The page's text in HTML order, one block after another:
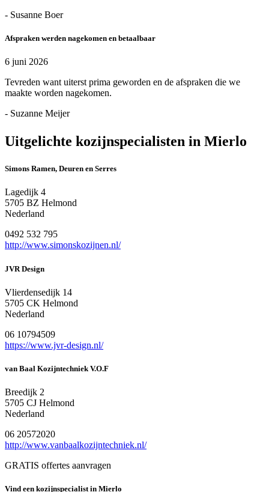
- Susanne Boer
Afspraken werden nagekomen en betaalbaar
6 juni 2026
Tevreden want uiterst prima geworden en de afspraken die we
maakte worden nagekomen.
- Suzanne Meijer
Uitgelichte kozijnspecialisten in Mierlo
Simons Ramen, Deuren en Serres
Lagedijk 4
5705 BZ Helmond
Nederland
0492 532 795
http://www.simonskozijnen.nl/
JVR Design
Vlierdensedijk 14
5705 CK Helmond
Nederland
06 10794509
https://www.jvr-design.nl/
van Baal Kozijntechniek V.O.F
Breedijk 2
5705 CJ Helmond
Nederland
06 20572020
http://www.vanbaalkozijntechniek.nl/
GRATIS offertes aanvragen
Vind een kozijnspecialist in Mierlo